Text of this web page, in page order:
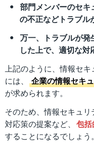
部門メンバーのセ
の不正などトラブル
万一、トラブルが
した上で、適切な対
上記のように、情報セ
には、
企業の情報セキ
が求められます。
そのため、情報セキュ
対応策の提案など、 包
することになるでしょう。